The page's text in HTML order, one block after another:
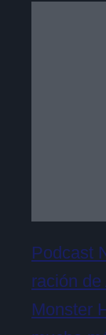
Podcast
ración
Monster